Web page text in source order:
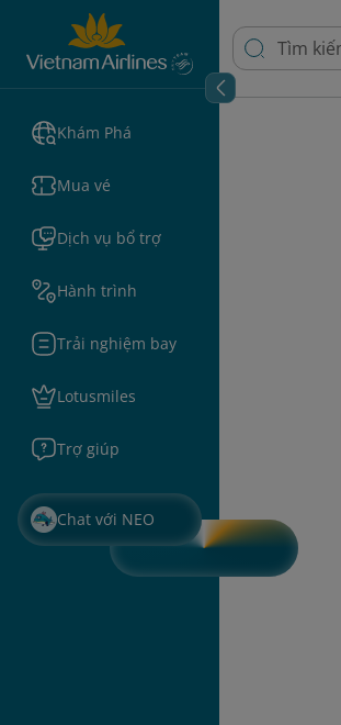
Khám Phá
Mua vé
Dịch vụ bổ trợ
Hành trình
Trải nghiệm bay
Lotusmiles
Trợ giúp
Chat với NEO